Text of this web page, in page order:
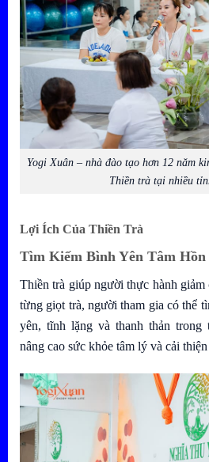
Yogi Xuân – nhà đào tạo hơn 12 năm
Thiền trà tại nhiều
Lợi Ích Của Thiền Trà
Tìm Kiếm Bình Yên Tâm Hồn
Thiền trà giúp người thực hành giảm
từng giọt trà, người tham gia có thể
yên, tĩnh lặng và thanh thản
nâng cao sức khỏe tâm lý và cải